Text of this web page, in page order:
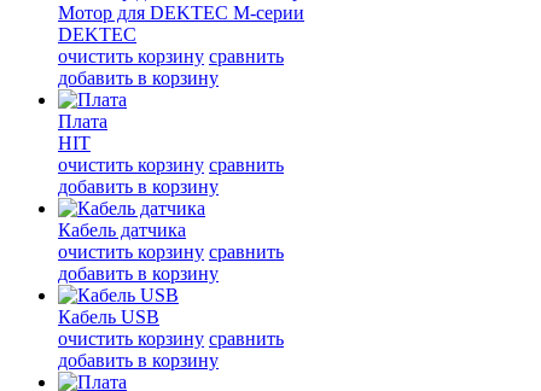
Мотор для DEKTEC M-серии
DEKTEC
очистить корзину сравнить
добавить в корзину
Плата
HIT
очистить корзину сравнить
добавить в корзину
Кабель датчика
очистить корзину сравнить
добавить в корзину
Кабель USB
очистить корзину сравнить
добавить в корзину